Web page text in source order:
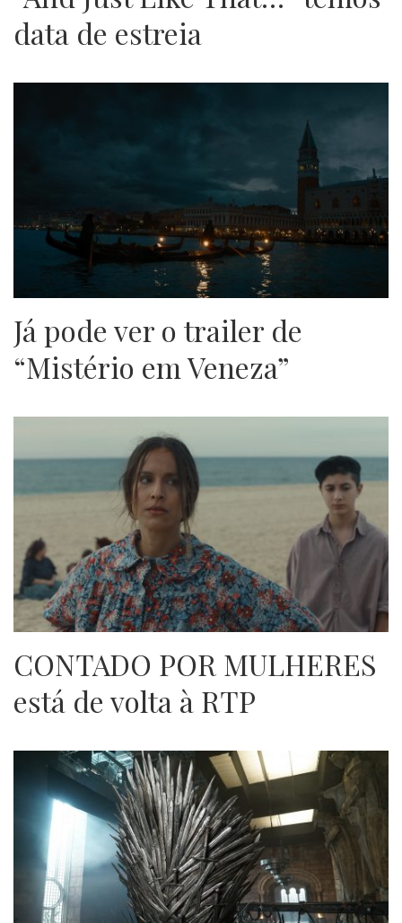
data de estreia
Já pode ver o trailer de
“Mistério em Veneza”
CONTADO POR MULHERES
está de volta à RTP